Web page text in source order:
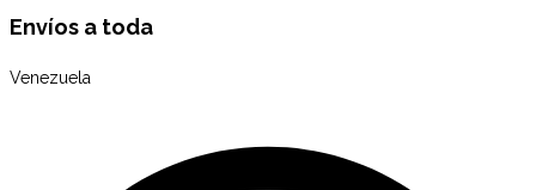
Envíos a toda
Venezuela